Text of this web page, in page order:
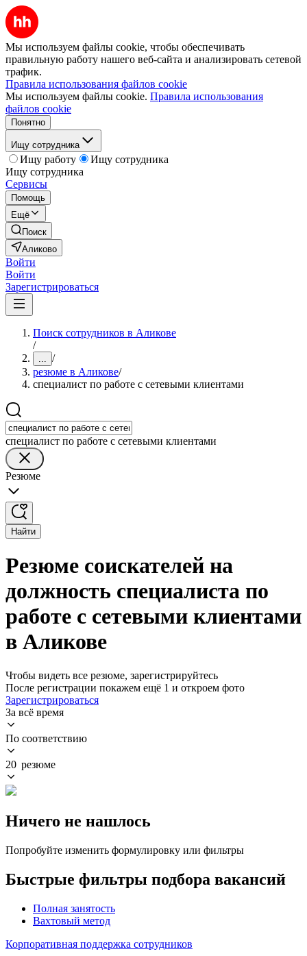
Мы используем файлы cookie, чтобы обеспечивать
правильную работу нашего веб-сайта и анализировать сетевой
трафик.
Правила использования файлов cookie
Мы используем файлы cookie. Правила использования
файлов cookie
Понятно
Ищу сотрудника
Ищу работу
Ищу сотрудника
Ищу сотрудника
Сервисы
Помощь
Ещё
Поиск
Аликово
Войти
Войти
Зарегистрироваться
Поиск сотрудников в Аликове
/
... /
резюме в Аликове/
специалист по работе с сетевыми клиентами
специалист по работе с сетевыми клиентами
Резюме
Найти
Резюме соискателей на
должность специалиста по
работе с сетевыми клиентами
в Аликове
Чтобы видеть все резюме, зарегистрируйтесь
После регистрации покажем ещё 1 и откроем фото
Зарегистрироваться
За всё время
По соответствию
20 резюме
Ничего не нашлось
Попробуйте изменить формулировку или фильтры
Быстрые фильтры подбора вакансий
Полная занятость
Вахтовый метод
Корпоративная поддержка сотрудников